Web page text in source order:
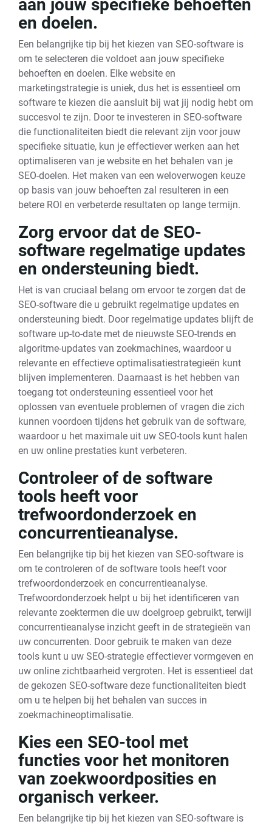
aan jouw specifieke behoeften
en doelen.
Een belangrijke tip bij het kiezen van SEO-software is
om te selecteren die voldoet aan jouw specifieke
behoeften en doelen. Elke website en
marketingstrategie is uniek, dus het is essentieel om
software te kiezen die aansluit bij wat jij nodig hebt om
succesvol te zijn. Door te investeren in SEO-software
die functionaliteiten biedt die relevant zijn voor jouw
specifieke situatie, kun je effectiever werken aan het
optimaliseren van je website en het behalen van je
SEO-doelen. Het maken van een weloverwogen keuze
op basis van jouw behoeften zal resulteren in een
betere ROI en verbeterde resultaten op lange termijn.
Zorg ervoor dat de SEO-
software regelmatige updates
en ondersteuning biedt.
Het is van cruciaal belang om ervoor te zorgen dat de
SEO-software die u gebruikt regelmatige updates en
ondersteuning biedt. Door regelmatige updates blijft de
software up-to-date met de nieuwste SEO-trends en
algoritme-updates van zoekmachines, waardoor u
relevante en effectieve optimalisatiestrategieën kunt
blijven implementeren. Daarnaast is het hebben van
toegang tot ondersteuning essentieel voor het
oplossen van eventuele problemen of vragen die zich
kunnen voordoen tijdens het gebruik van de software,
waardoor u het maximale uit uw SEO-tools kunt halen
en uw online prestaties kunt verbeteren.
Controleer of de software
tools heeft voor
trefwoordonderzoek en
concurrentieanalyse.
Een belangrijke tip bij het kiezen van SEO-software is
om te controleren of de software tools heeft voor
trefwoordonderzoek en concurrentieanalyse.
Trefwoordonderzoek helpt u bij het identificeren van
relevante zoektermen die uw doelgroep gebruikt, terwijl
concurrentieanalyse inzicht geeft in de strategieën van
uw concurrenten. Door gebruik te maken van deze
tools kunt u uw SEO-strategie effectiever vormgeven en
uw online zichtbaarheid vergroten. Het is essentieel dat
de gekozen SEO-software deze functionaliteiten biedt
om u te helpen bij het behalen van succes in
zoekmachineoptimalisatie.
Kies een SEO-tool met
functies voor het monitoren
van zoekwoordposities en
organisch verkeer.
Een belangrijke tip bij het kiezen van SEO-software is